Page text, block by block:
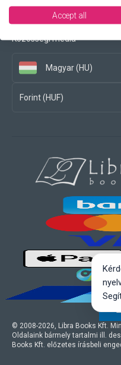
Közösségi média
Magyar (HU)
Forint (HUF)
© 2008-2026, Libra Books Kft.
Oldalaink bármely tartalmi ill.
Books Kft. előzetes írásbeli
Accept all